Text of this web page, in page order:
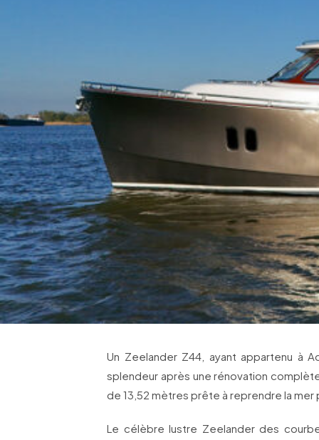
Un Zeelander Z44, ayant appartenu à
splendeur après une rénovation
de 13,52 mètres prête à reprendre la
Le célèbre lustre Zeelander des